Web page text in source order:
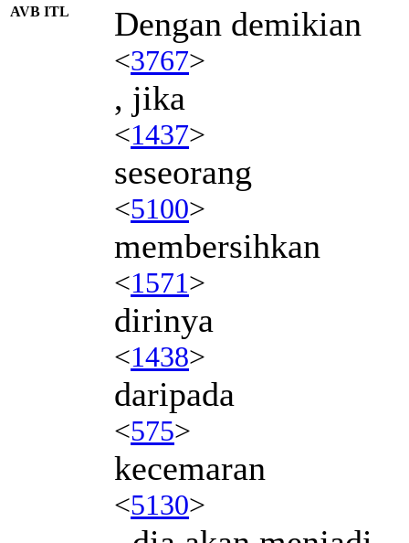
AVB ITL Dengan demikian
<3767>
, jika
<1437>
seseorang
<5100>
membersihkan
<1571>
dirinya
<1438>
daripada
<575>
kecemaran
<5130>